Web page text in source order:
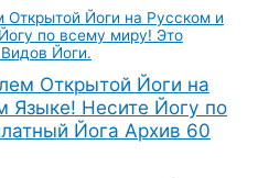
Открытой Йоги на
Языке! Несите Йогу по
Йога Архив 60